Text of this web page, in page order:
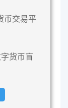
币交易平
货币盲